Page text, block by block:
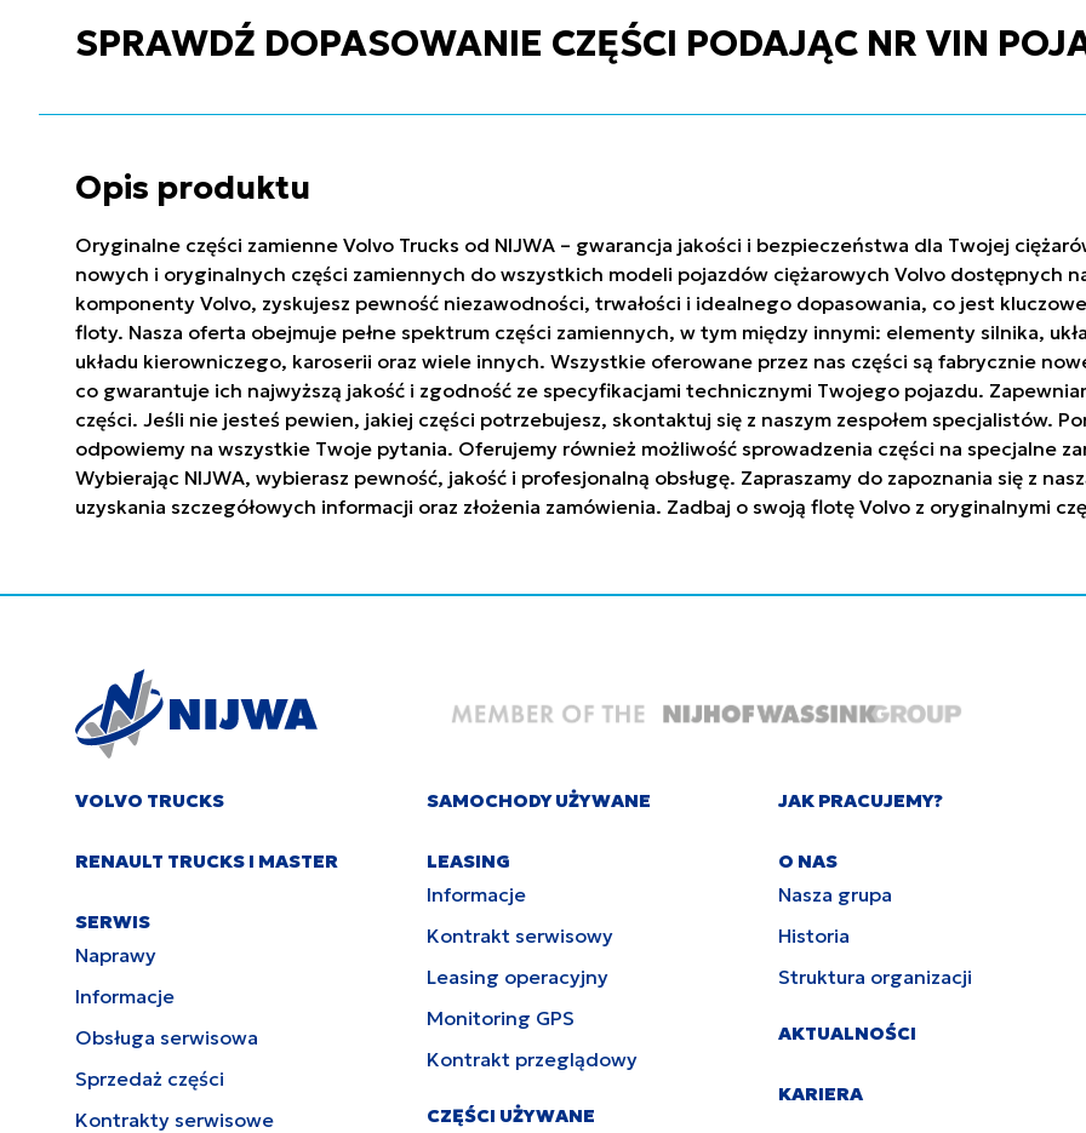
SPRAWDŹ DOPASOWANIE CZĘŚCI PODAJĄC NR VIN
Opis produktu
Oryginalne części zamienne Volvo Trucks od NIJWA – gwarancja jakości i bezpieczeństwa dla Twojej
nowych i oryginalnych części zamiennych do wszystkich modeli pojazdów ciężarowych Volvo dostępnych
komponenty Volvo, zyskujesz pewność niezawodności, trwałości i idealnego dopasowania, co jest
floty. Nasza oferta obejmuje pełne spektrum części zamiennych, w tym między innymi: elementy silnika,
układu kierowniczego, karoserii oraz wiele innych. Wszystkie oferowane przez nas części są fabrycznie
co gwarantuje ich najwyższą jakość i zgodność ze specyfikacjami technicznymi Twojego pojazdu.
części. Jeśli nie jesteś pewien, jakiej części potrzebujesz, skontaktuj się z naszym zespołem specjalistów.
odpowiemy na wszystkie Twoje pytania. Oferujemy również możliwość sprowadzenia części na specjalne
Wybierając NIJWA, wybierasz pewność, jakość i profesjonalną obsługę. Zapraszamy do zapoznania się z
uzyskania szczegółowych informacji oraz złożenia zamówienia. Zadbaj o swoją flotę Volvo z oryginalnymi
VOLVO TRUCKS
RENAULT TRUCKS I MASTER
SERWIS
Naprawy
Informacje
Obsługa serwisowa
Sprzedaż części
Kontrakty serwisowe
SAMOCHODY UŻYWANE
LEASING
Informacje
Kontrakt serwisowy
Leasing operacyjny
Monitoring GPS
Kontrakt przeglądowy
CZĘŚCI UŻYWANE
JAK PRACUJEMY?
O NAS
Nasza grupa
Historia
Struktura organizacji
AKTUALNOŚCI
KARIERA